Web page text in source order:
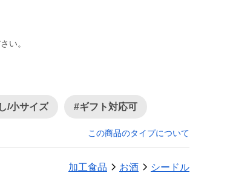
い。
/小サイズ #ギフト対応可
この商品のタイプについて
加工食品 お酒 シードル